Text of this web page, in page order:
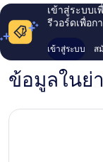
เข้าสู่ระบบ
รีวอร์ดเพื่อก
เข้าสู่ระบบ ส
ข้อมูลในย่